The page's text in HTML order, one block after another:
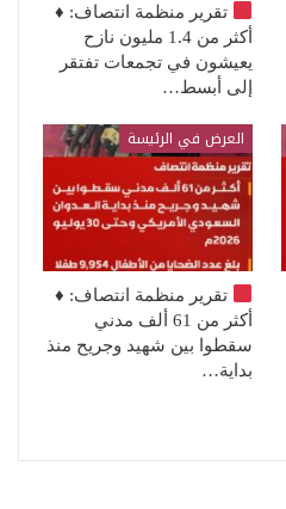
تقرير منظمة انتصاف: ♦️
أكثر من 1.4 مليون نازح
يعيشون في تجمعات تفتقر
إلى أبسط…
العرض في الرئيسة
تقرير منظمة انتصاف: ♦️
أكثر من 61 ألف مدني
سقطوا بين شهيد وجريح منذ
بداية…